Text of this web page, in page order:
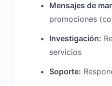
Mensajes de
promociones
Investigación:
servicios
Soporte: